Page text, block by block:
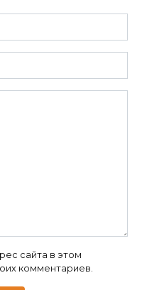
сайта в этом
комментариев.